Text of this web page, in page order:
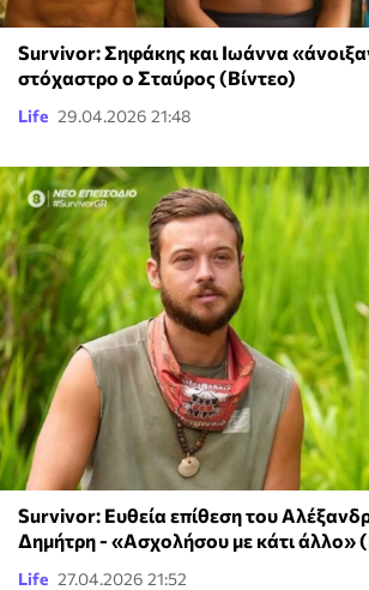
Survivor: Σηφάκης και Ιωάννα
στόχαστρο ο Σταύρος (Βίντεο)
Life 29.04.2026 21:48
Survivor: Ευθεία επίθεση του
Δημήτρη - «Ασχολήσου με κάτι άλλο»
Life 27.04.2026 21:52